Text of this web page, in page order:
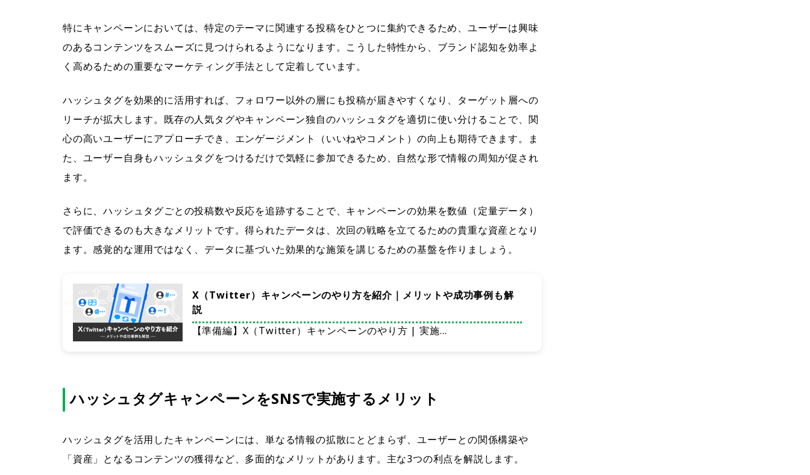
特にキャンペーンにおいては、特定のテーマに関連する投稿をひとつに集約できるため、ユーザーは興味
のあるコンテンツをスムーズに見つけられるようになります。こうした特性から、ブランド認知を効率よ
く高めるための重要なマーケティング手法として定着しています。
ハッシュタグを効果的に活用すれば、フォロワー以外の層にも投稿が届きやすくなり、ターゲット層への
リーチが拡大します。既存の人気タグやキャンペーン独自のハッシュタグを適切に使い分けることで、関
心の高いユーザーにアプローチでき、エンゲージメント（いいねやコメント）の向上も期待できます。ま
た、ユーザー自身もハッシュタグをつけるだけで気軽に参加できるため、自然な形で情報の周知が促され
ます。
さらに、ハッシュタグごとの投稿数や反応を追跡することで、キャンペーンの効果を数値（定量データ）
で評価できるのも大きなメリットです。得られたデータは、次回の戦略を立てるための貴重な資産となり
ます。感覚的な運用ではなく、データに基づいた効果的な施策を講じるための基盤を作りましょう。
X（Twitter）キャンペーンのやり方を紹介｜メリットや成功事例も解
説
【準備編】X（Twitter）キャンペーンのやり方 | 実施…
ハッシュタグキャンペーンをSNSで実施するメリット
ハッシュタグを活用したキャンペーンには、単なる情報の拡散にとどまらず、ユーザーとの関係構築や
「資産」となるコンテンツの獲得など、多面的なメリットがあります。主な3つの利点を解説します。